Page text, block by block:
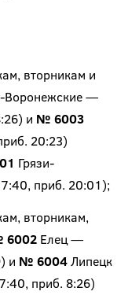
вторникам и
Воронежские —
и № 6003
20:23)
Грязи-
приб. 20:01);
вторникам,
Елец —
и № 6004Липецк
приб. 8:26)